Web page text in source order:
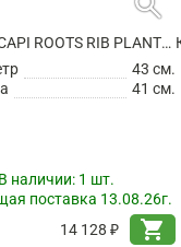
КАШПО CAPI ROOTS RIB PLANTER BALL IVORY
43 см.
41 см.
наличии: 1 шт.
поставка 13.08.26г.
14 128 ₽
shopping_cart